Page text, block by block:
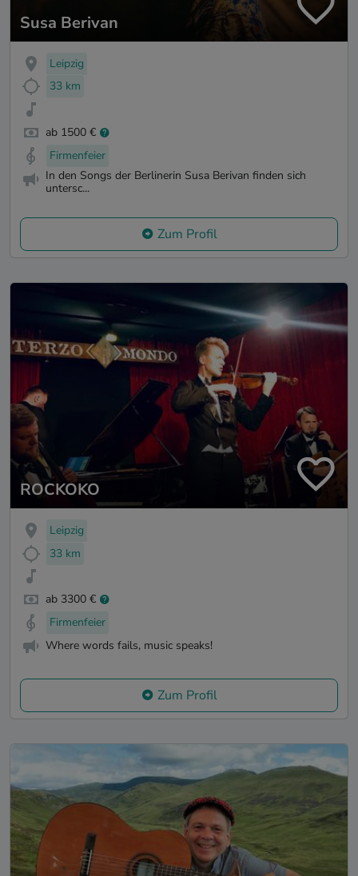
Susa Berivan
Leipzig
33 km
ab 1500 €
Firmenfeier
In den Songs der Berlinerin Susa Berivan finden sich
untersc...
Zum Profil
ROCKOKO
Leipzig
33 km
ab 3300 €
Firmenfeier
Where words fails, music speaks!
Zum Profil